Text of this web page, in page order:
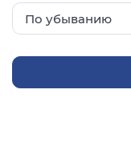
По убыванию